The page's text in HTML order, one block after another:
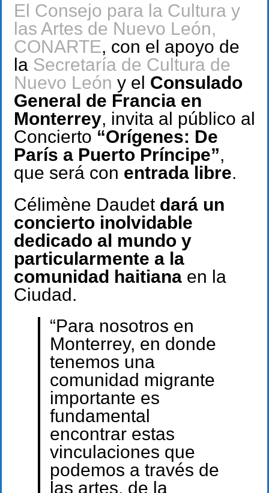
El Consejo para la Cultura y
las Artes de Nuevo León,
CONARTE, con el apoyo de
la Secretaría de Cultura de
Nuevo León y el Consulado
General de Francia en
Monterrey, invita al público al
Concierto “Orígenes: De
París a Puerto Príncipe”,
que será con entrada libre.
Célimène Daudet dará un
concierto inolvidable
dedicado al mundo y
particularmente a la
comunidad haitiana en la
Ciudad.
“Para nosotros en
Monterrey, en donde
tenemos una
comunidad migrante
importante es
fundamental
encontrar estas
vinculaciones que
podemos a través de
las artes, de la